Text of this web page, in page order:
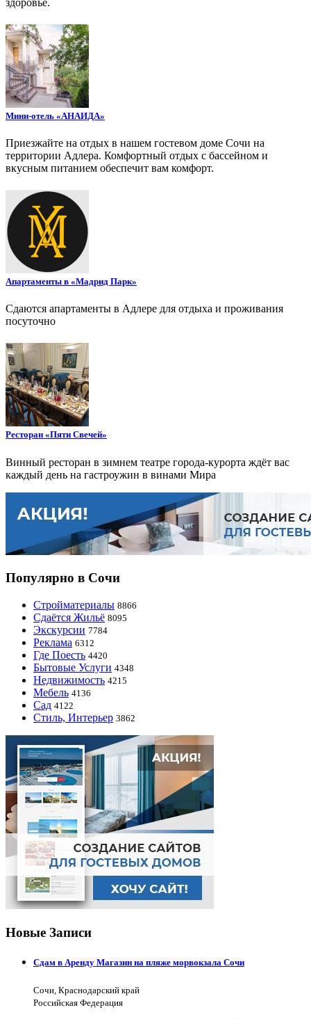
Мини-отель «АНАИДА»
Приезжайте на отдых в нашем гостевом доме Сочи на
территории Адлера. Комфортный отдых с бассейном и
вкусным питанием обеспечит вам комфорт.
Апартаменты в «Мадрид Парк»
Сдаются апартаменты в Адлере для отдыха и проживания
посуточно
Ресторан «Пяти Свечей»
Винный ресторан в зимнем театре города-курорта ждёт вас
каждый день на гастроужин в винами Мира
Популярно в Сочи
Стройматериалы 8866
Сдаётся Жильё 8095
Экскурсии 7784
Реклама 6312
Где Поесть 4420
Бытовые Услуги 4348
Недвижимость 4215
Мебель 4136
Сад 4122
Стиль, Интерьер 3862
Новые Записи
Сдам в Аренду Магазин на пляже морвокзала Сочи
Сочи, Краснодарский край
Российская Федерация